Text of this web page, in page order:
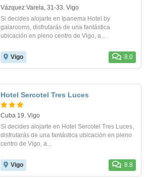
Vázquez Varela, 31-33. Vigo
Si decides alojarte en Ipanema Hotel by
gaiarooms, disfrutarás de una fantástica
ubicación en pleno centro de Vigo, a...
Vigo 8.0
Hotel Sercotel Tres Luces
Cuba 19. Vigo
Si decides alojarte en Hotel Sercotel Tres Luces,
disfrutarás de una fantástica ubicación en pleno
centro de Vigo, a...
Vigo 8.8